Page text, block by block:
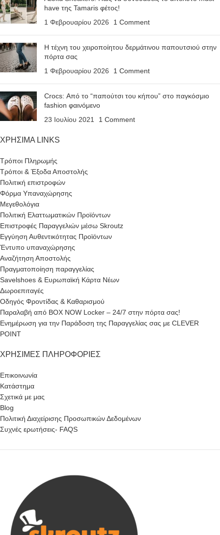
have της Tamaris φέτος!
1 Φεβρουαρίου 2026
1 Comment
Η τέχνη του χειροποίητου δερμάτινου παπουτσιού στην
πόρτα σας
1 Φεβρουαρίου 2026
1 Comment
Crocs: Από το “παπούτσι του κήπου” στο παγκόσμιο
fashion φαινόμενο
23 Ιουλίου 2021
1 Comment
ΧΡΗΣΙΜΑ LINKS
Τρόποι Πληρωμής
Τρόποι & Έξοδα Αποστολής
Πολιτική επιστροφών
Φόρμα Υπαναχώρησης
Μεγεθολόγια
Πολιτική Ελαττωματικών Προϊόντων
Επιστροφές Παραγγελιών μέσω Skroutz
Εγγύηση Αυθεντικότητας Προϊόντων
Έντυπο υπαναχώρησης
Αναζήτηση Αποστολής
Πραγματοποίηση παραγγελίας
Savelshoes & Ευρωπαϊκή Κάρτα Νέων
Δωροεπιταγές
Οδηγός Φροντίδας & Καθαρισμού
Παραλαβή από BOX NOW Locker – 24/7 στην πόρτα σας!
Ενημέρωση για την Παράδοση της Παραγγελίας σας με CLEVER
POINT
ΧΡΉΣΙΜΕΣ ΠΛΗΡΟΦΟΡΊΕΣ
Επικοινωνία
Κατάστημα
Σχετικά με μας
Blog
Πολιτική Διαχείρισης Προσωπικών Δεδομένων
Συχνές ερωτήσεις- FAQS